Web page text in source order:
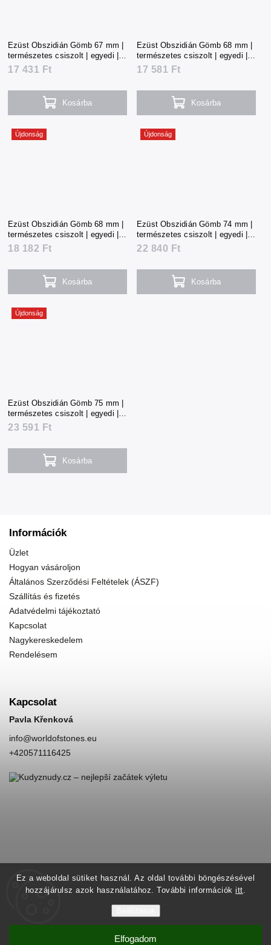
Ez a weboldal sütiket használ. Az oldal további böngészésével
hozzájárulsz azok használatához. További információkitt.
Elfogadom
Ezüst Obszidián Gömb 67 mm |
természetes csiszolt | egyedi |
384 g | Mexikó
17 431 Ft
Kosárba
Ezüst Obszidián Gömb 68 mm |
természetes csiszolt | egyedi |
389 g | Mexikó
17 581 Ft
Kosárba
Újdonság
Ezüst Obszidián Gömb 68 mm |
természetes csiszolt | egyedi |
401 g | Mexikó
18 182 Ft
Kosárba
Újdonság
Ezüst Obszidián Gömb 74 mm |
természetes csiszolt | egyedi |
504 g | Mexikó
22 840 Ft
Kosárba
Újdonság
Ezüst Obszidián Gömb 75 mm |
természetes csiszolt | egyedi |
523 g | Mexikó
23 591 Ft
Kosárba
Információk
Üzlet
Hogyan vásároljon
Általános Szerződési Feltételek (ÁSZF)
Szállítás és fizetés
Adatvédelmi tájékoztató
Kapcsolat
Nagykereskedelem
Rendelésem
Kapcsolat
Pavla Křenková
info@worldofstones.eu
+420571116425
World of Stones. Minden jog fenntartva.